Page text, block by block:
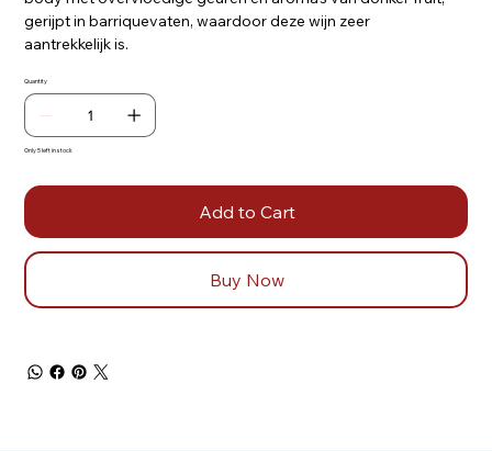
gerijpt in barriquevaten, waardoor deze wijn zeer
aantrekkelijk is.
Quantity
Only 5 left in stock
Add to Cart
Buy Now